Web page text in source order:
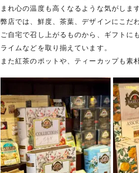
まれ心の温度も高くなるような気がします
弊店では、鮮度、茶葉、デザインにこだ
ご自宅で召し上がるものから、ギフトに
ライムなどを取り揃えています。
また紅茶のポットや、ティーカップも素